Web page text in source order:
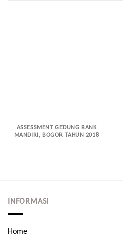
ASSESSMENT GEDUNG BANK
MANDIRI, BOGOR TAHUN 2018
INFORMASI
Home